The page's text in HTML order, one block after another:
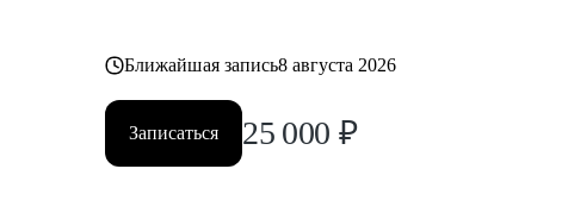
Ближайшая запись8 августа 2026
Записаться 25 000 ₽